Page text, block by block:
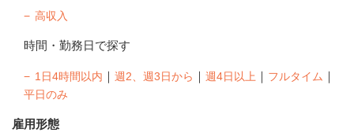
高収入
時間・勤務日で探す
1日4時間以内 ｜ 週2、週3日から ｜ 週4日以上 ｜ フルタイム ｜
平日のみ
雇用形態